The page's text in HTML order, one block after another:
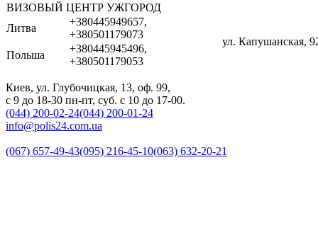
ВИЗОВЫЙ ЦЕНТР УЖГОРОД
Литва
+380445949657,
+380501179073
ул. Капушанская,
Польша
+380445945496,
+380501179053
Киев, ул. Глубочицкая, 13, оф. 99,
с 9 до 18-30 пн-пт, суб. с 10 до 17-00.
(044) 200-02-24(044) 200-01-24
info@polis24.com.ua
(067) 657-49-43(095) 216-45-10(063) 632-20-21